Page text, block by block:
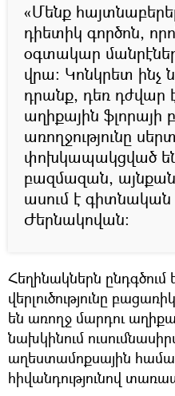
«Մենք
դիետիկ գործոն,
օգտակար
վրա։ Կոնկրետ ինչ
դրանք, դեռ դժվար
աղիքային ֆլորայի
առողջությունը
փոխկապակցված
բազմազան,
ասում է
Ժերնակովան։
Հեղինակներն ընդգծում
վերլուծությունը
են առողջ մարդու
նախկինում
աղեստամոքսային
հիվանդությունով